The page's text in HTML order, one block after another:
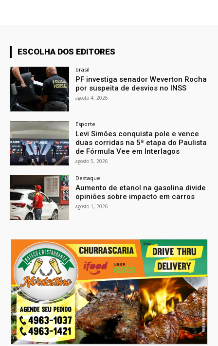
ESCOLHA DOS EDITORES
brasil
PF investiga senador Weverton Rocha
por suspeita de desvios no INSS
agosto 4, 2026
Esporte
Levi Simões conquista pole e vence
duas corridas na 5ª etapa do Paulista
de Fórmula Vee em Interlagos
agosto 5, 2026
Destaque
Aumento de etanol na gasolina divide
opiniões sobre impacto em carros
agosto 1, 2026